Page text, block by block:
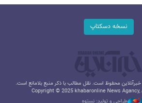
نسخه دسکتاپ
محفوظ است. نقل مطالب با ذکر منبع بلامانع است.
Copyright © 2025 khabaronline News
طراحی و تولید: نستوه